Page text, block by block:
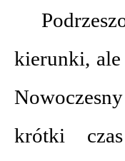
kierunki,
krótki